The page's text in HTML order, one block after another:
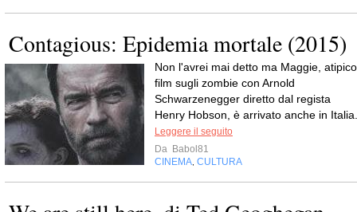
Contagious: Epidemia mortale (2015)
Non l'avrei mai detto ma Maggie, atipico
film sugli zombie con Arnold
Schwarzenegger diretto dal regista
Henry Hobson, è arrivato anche in Italia.
Leggere il seguito
Da Babol81
CINEMA CULTURA